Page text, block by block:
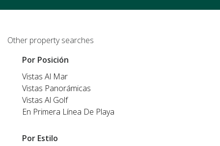
Other property searches
Por Posición
Vistas Al Mar
Vistas Panorámicas
Vistas Al Golf
En Primera Línea De Playa
Por Estilo